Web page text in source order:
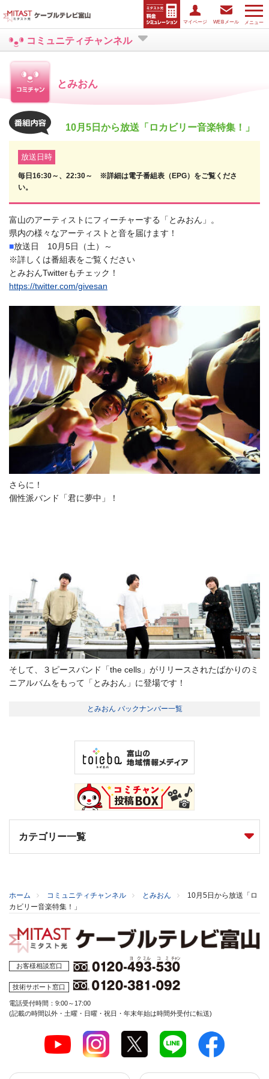
メニュー
マイページ WEBメール
コミュニティチャンネル
とみおん
10月5日から放送「ロカビリー音楽特集！」
放送日時
毎日16:30～、22:30～ ※詳細は電子番組表（EPG）をご覧くださ
い。
富山のアーティストにフィーチャーする「とみおん」。
県内の様々なアーティストと音を届けます！
■放送日 10月5日（土）～
※詳しくは番組表をご覧ください
とみおんTwitterもチェック！
https://twitter.com/givesan
さらに！
個性派バンド「君に夢中」！
そして、３ピースバンド「the cells」がリリースされたばかりのミ
ニアルバムをもって「とみおん」に登場です！
とみおん バックナンバー一覧
カテゴリー一覧
ホーム コミュニティチャンネル とみおん
10月5日から放送「ロ
カビリー音楽特集！」
お客様相談窓口
技術サポート窓口
電話受付時間：9:00～17:00
(記載の時間以外・土曜・日曜・祝日・年末年始は時間外受付に転送)